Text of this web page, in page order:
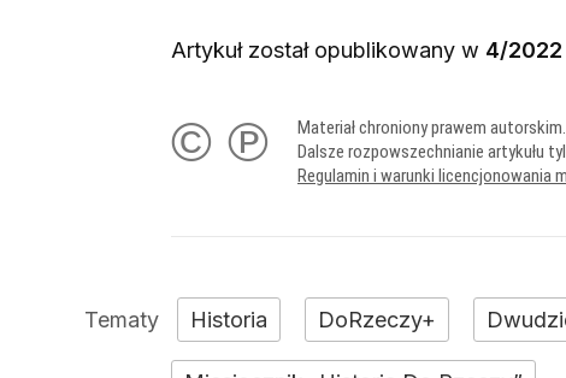
Artykuł został opublikowany w 4/
© ℗
Materiał chroniony prawem
Dalsze rozpowszechnianie artykułu
Regulamin i warunki licencjonowania
Historia DoRzeczy+